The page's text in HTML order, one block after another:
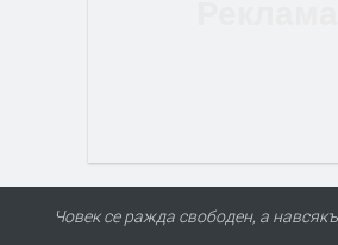
Човек се ражда свободен, а